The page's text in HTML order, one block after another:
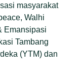
masyarakat
Walhi
Emansipasi
Tambang
(YTM) dan